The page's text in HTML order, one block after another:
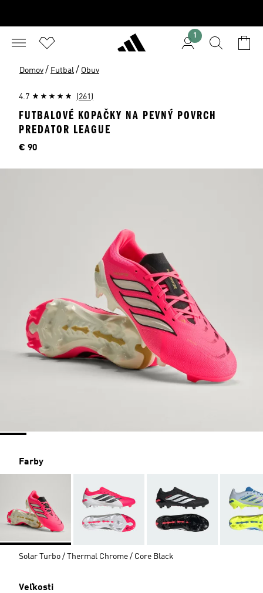
1
Domov / Futbal / Obuv
4.7 (261)
FUTBALOVÉ KOPAČKY NA PEVNÝ POVRCH
PREDATOR LEAGUE
Cena
€ 90
Farby
Solar Turbo / Thermal Chrome / Core Black
Veľkosti